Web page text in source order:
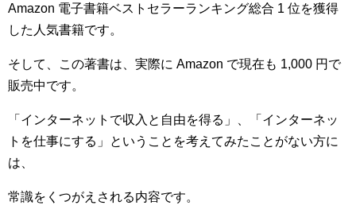
Amazon 電子書籍ベストセラーランキング総合 1 位を獲得
した人気書籍です。
そして、この著書は、実際に Amazon で現在も 1,000 円で
販売中です。
「インターネットで収入と自由を得る」、「インターネッ
トを仕事にする」ということを考えてみたことがない方に
は、
常識をくつがえされる内容です。